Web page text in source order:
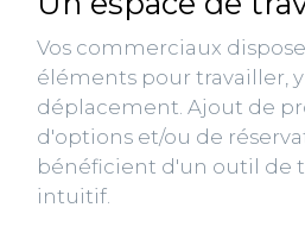
Vos commerciaux
éléments pour travailler,
déplacement. Ajout de
d'options et/ou de
bénéficient d'un outil de
intuitif.